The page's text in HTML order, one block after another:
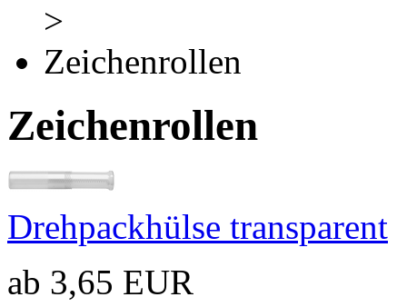
>
Zeichenrollen
Zeichenrollen
Drehpackhülse transparent
ab 3,65 EUR